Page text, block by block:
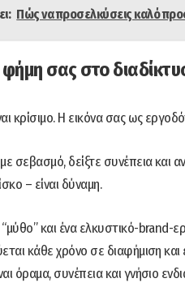
Πώς να προσελκύσεις καλό
σας στο
κρίσιμο. Η εικόνα σας ως
σεβασμό, δείξτε συνέπεια και
– είναι δύναμη.
“μύθο” και ένα ελκυστικό-
κάθε χρόνο σε διαφήμιση
όραμα, συνέπεια και γνήσιο